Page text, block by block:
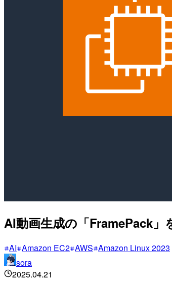
AI動画生成の「FramePack」
AI Amazon EC2 AWS Amazon Linux 2023
sora
2025.04.21